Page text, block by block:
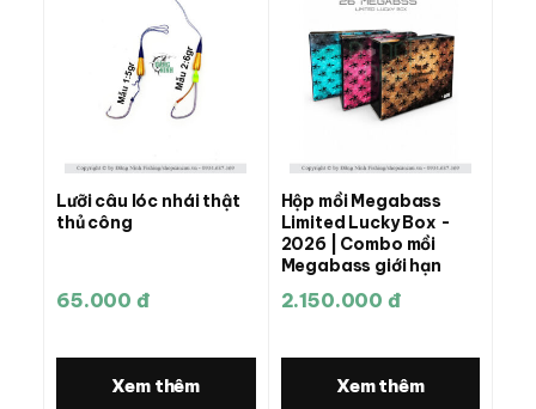
Lưỡi câu lóc nhái thật
thủ công
65.000 đ
Xem thêm
Hộp mồi Megabass
Limited Lucky Box -
2026 | Combo mồi
Megabass giới hạn
2.150.000 đ
Xem thêm